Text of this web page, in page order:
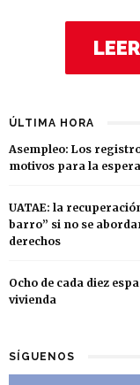
ÚLTIMA HORA
Asempleo: Los
motivos para la
UATAE: la
barro” si no se
derechos
Ocho de cada diez
vivienda
SÍGUENOS